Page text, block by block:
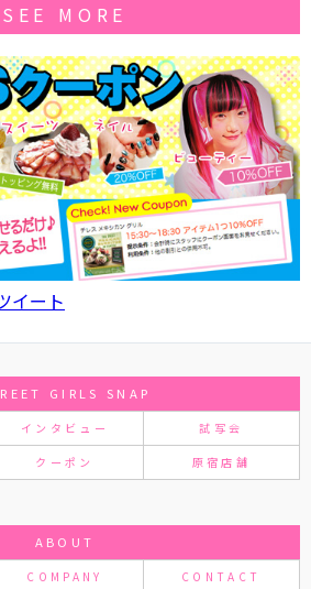
SEE MORE
イート
GIRLS SNAP
インタビュー 試写会
クーポン 原宿店舗
ABOUT
COMPANY CONTACT